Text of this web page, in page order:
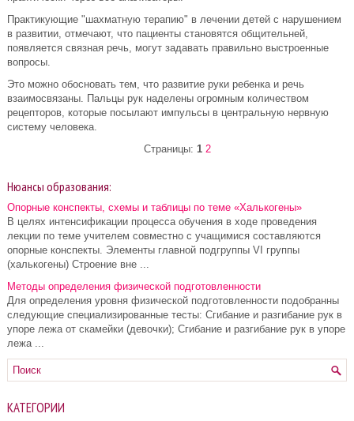
Практикующие "шахматную терапию" в лечении детей с нарушением
в развитии, отмечают, что пациенты становятся общительней,
появляется связная речь, могут задавать правильно выстроенные
вопросы.
Это можно обосновать тем, что развитие руки ребенка и речь
взаимосвязаны. Пальцы рук наделены огромным количеством
рецепторов, которые посылают импульсы в центральную нервную
систему человека.
Страницы: 1 2
Нюансы образования:
Опорные конспекты, схемы и таблицы по теме «Халькогены»
В целях интенсификации процесса обучения в ходе проведения
лекции по теме учителем совместно с учащимися составляются
опорные конспекты. Элементы главной подгруппы VI группы
(халькогены) Строение вне ...
Методы определения физической подготовленности
Для определения уровня физической подготовленности подобранны
следующие специализированные тесты: Сгибание и разгибание рук в
упоре лежа от скамейки (девочки); Сгибание и разгибание рук в упоре
лежа ...
КАТЕГОРИИ